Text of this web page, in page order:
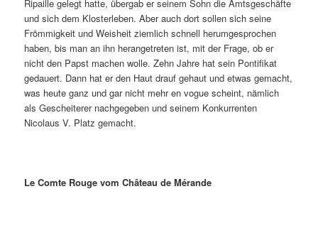
Ripaille gelegt hatte, übergab er seinem Sohn die Amtsgeschäfte
und sich dem Klosterleben. Aber auch dort sollen sich seine
Frömmigkeit und Weisheit ziemlich schnell herumgesprochen
haben, bis man an ihn herangetreten ist, mit der Frage, ob er
nicht den Papst machen wolle. Zehn Jahre hat sein Pontifikat
gedauert. Dann hat er den Haut drauf gehaut und etwas gemacht,
was heute ganz und gar nicht mehr en vogue scheint, nämlich
als Gescheiterer nachgegeben und seinem Konkurrenten
Nicolaus V. Platz gemacht.
Le Comte Rouge vom Château de Mérande